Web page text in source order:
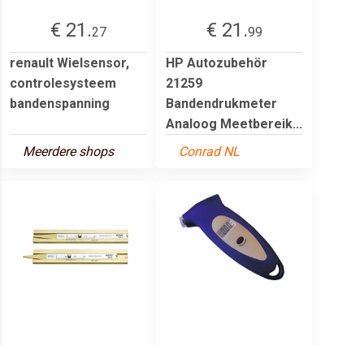
€ 21.27
renault Wielsensor,
controlesysteem
bandenspanning
Meerdere shops
€ 21.99
HP Autozubehör
21259
Bandendrukmeter
Analoog Meetbereik...
Conrad NL